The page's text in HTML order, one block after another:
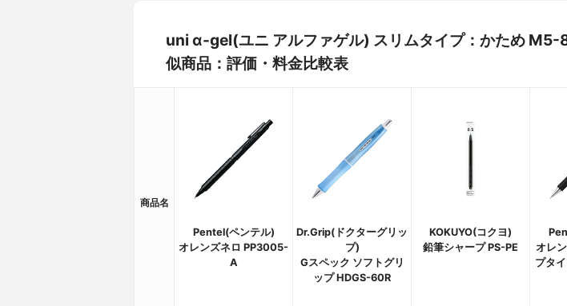
uni α-gel(ユニ アルファゲル) スリムタイプ：かため M5-
似商品：評価・料金比較表
商品名
Pentel(ペンテル)
オレンズネロ PP3005-
A
Dr.Grip(ドクターグリッ
プ)
Gスペック ソフトグリ
ップ HDGS-60R
KOKUYO(コクヨ)
鉛筆シャープ PS-PE
オレ
プタ